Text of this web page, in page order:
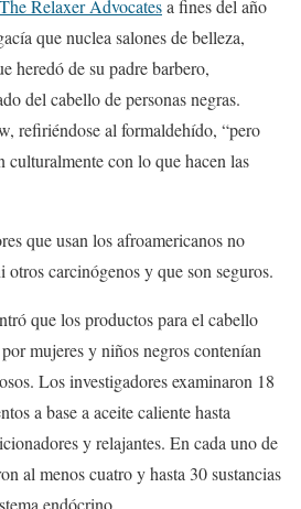
The Relaxer Advocatesa fines del año
que nuclea salones de belleza,
heredó de su padre barbero,
del cabello de personas negras.
refiriéndose al formaldehído, “pero
con lo que hacen las
que usan los afroamericanos no
carcinógenos y que son seguros.
que los productos para el cabello
mujeres y niños negros contenían
Los investigadores examinaron 18
a base a aceite caliente hasta
y relajantes. En cada uno de
al menos cuatro y hasta 30 sustancias